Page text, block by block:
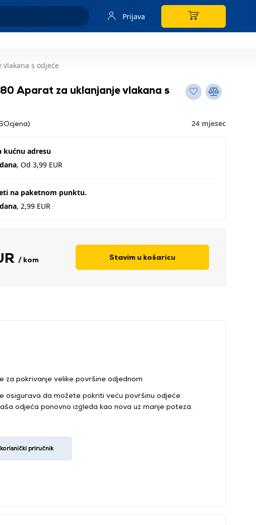
Prijava
vlakana s odjeće
Aparat za uklanjanje vlakana s
24 mjesec
kućnu adresu
, Od 3,99 EUR
na paketnom punktu.
, 2,99 EUR
/ kom Stavim u košaricu
za pokrivanje velike površine odjednom
osigurava da možete pokriti veću površinu odjeće
odjeća ponovno izgleda kao nova uz manje poteza.
priručnik